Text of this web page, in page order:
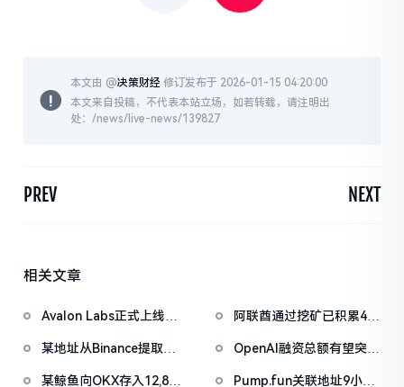
本文由 @决策财经 修订发布于 2026-01-15 04:20:00
本文来自投稿，不代表本站立场，如若转载，请注明出
处：/news/live-news/139827
PREV NEXT
相关文章
Avalon Labs正式上线
阿联酋通过挖矿已积累4.5
某地址从Binance提取
OpenAI融资总额有望突破
某鲸鱼向OKX存入12,840
Pump.fun关联地址9小时